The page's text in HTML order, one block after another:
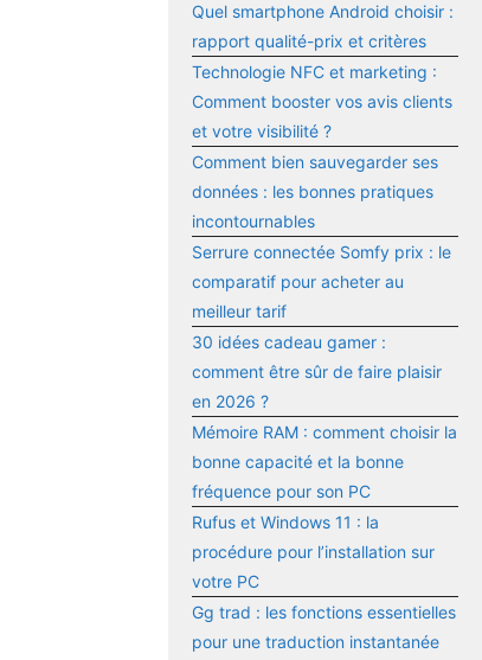
Quel smartphone Android choisir :
rapport qualité-prix et critères
Technologie NFC et marketing :
Comment booster vos avis clients
et votre visibilité ?
Comment bien sauvegarder ses
données : les bonnes pratiques
incontournables
Serrure connectée Somfy prix : le
comparatif pour acheter au
meilleur tarif
30 idées cadeau gamer :
comment être sûr de faire plaisir
en 2026 ?
Mémoire RAM : comment choisir la
bonne capacité et la bonne
fréquence pour son PC
Rufus et Windows 11 : la
procédure pour l’installation sur
votre PC
Gg trad : les fonctions essentielles
pour une traduction instantanée